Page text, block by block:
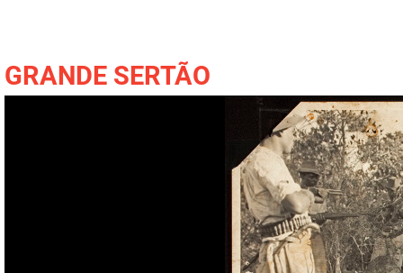
GRANDE SERTÃO